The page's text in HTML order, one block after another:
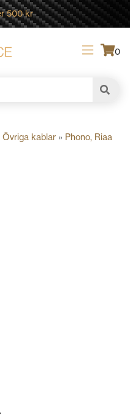
500 kr
0
Övriga kablar » Phono, Riaa